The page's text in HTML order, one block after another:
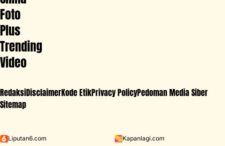
Iklan - Scroll ke bawah untuk melanjutkan
Foto
Plus
Trending
Video
RedaksiDisclaimerKode EtikPrivacy PolicyPedoman Media Siber
Sitemap
Liputan6.com
Kapanlagi.com